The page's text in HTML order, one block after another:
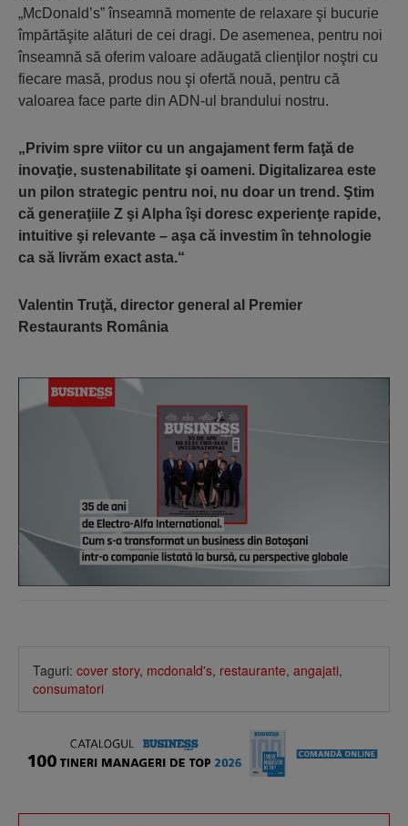
„McDonald’s” înseamnă momente de relaxare şi bucurie
împărtăşite alături de cei dragi. De asemenea, pentru noi
înseamnă să oferim valoare adăugată clienţilor noştri cu
fiecare masă, produs nou şi ofertă nouă, pentru că
valoarea face parte din ADN-ul brandului nostru.
„Privim spre viitor cu un angajament ferm faţă de
inovaţie, sustenabilitate şi oameni. Digitalizarea este
un pilon strategic pentru noi, nu doar un trend. Ştim
că generaţiile Z şi Alpha îşi doresc experienţe rapide,
intuitive şi relevante – aşa că investim în tehnologie
ca să livrăm exact asta.“
Valentin Truţă, director general al Premier
Restaurants România
Taguri: cover story, mcdonald's, restaurante, angajati,
consumatori